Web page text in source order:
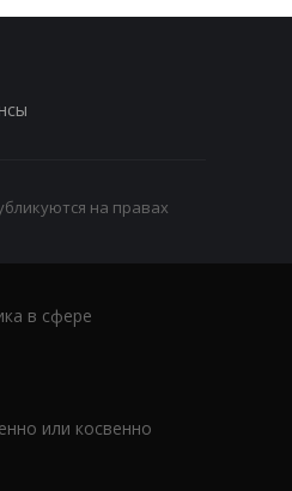
на правах
в сфере
или косвенно